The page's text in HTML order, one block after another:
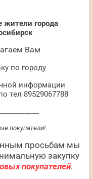
города
Вам
по городу
информации
тел 89529067788
покупатели!
просьбам мы
закупку
покупателей.